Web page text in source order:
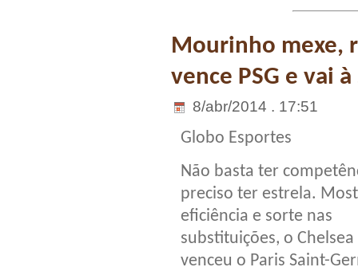
Mourinho mexe,
vence PSG e vai
8/abr/2014 . 17:51
Globo Esportes
Não basta ter
preciso ter estrela.
eficiência e sorte nas
substituições, o Chelsea
venceu o Paris Saint-